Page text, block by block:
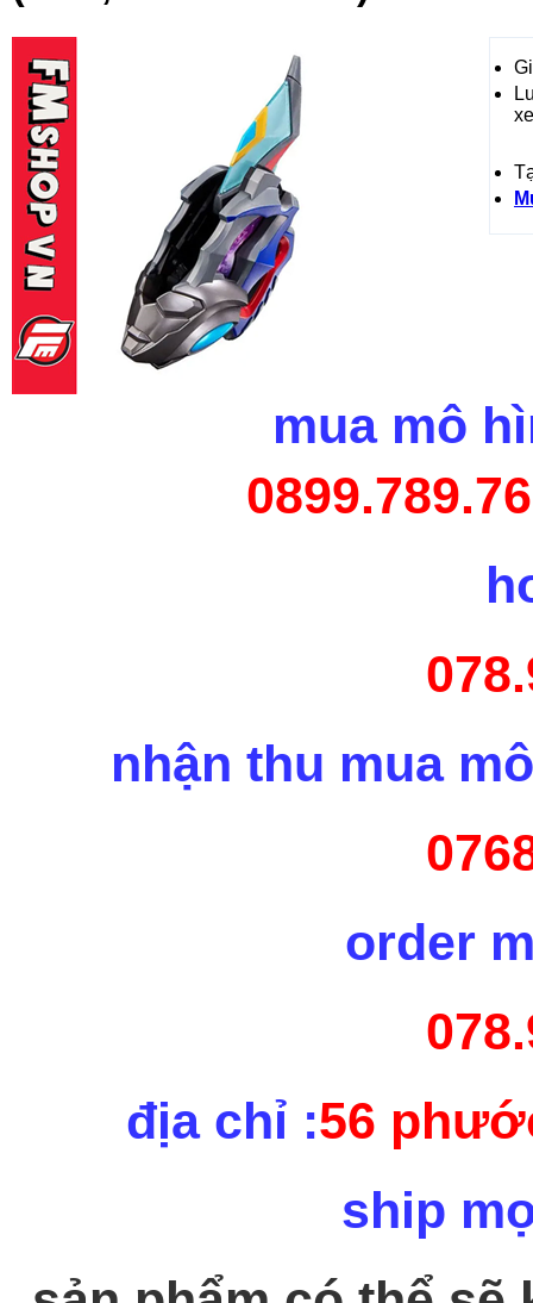
mua mô
nhận thu mua
order
địa chỉ :56
ship